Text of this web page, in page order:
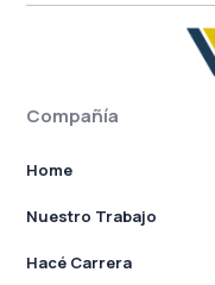
Compañía
Home
Nuestro Trabajo
Hacé Carrera